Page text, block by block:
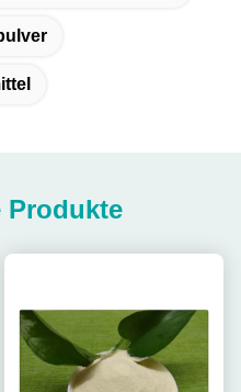
Produkte